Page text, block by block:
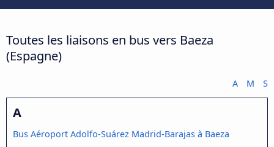
Toutes les liaisons en bus vers Baeza
(Espagne)
A M S
A
Bus Aéroport Adolfo-Suárez Madrid-Barajas à Baeza